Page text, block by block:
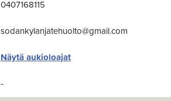
0407168115
sodankylanjatehuolto@gmail.com
Näytä aukioloajat
-